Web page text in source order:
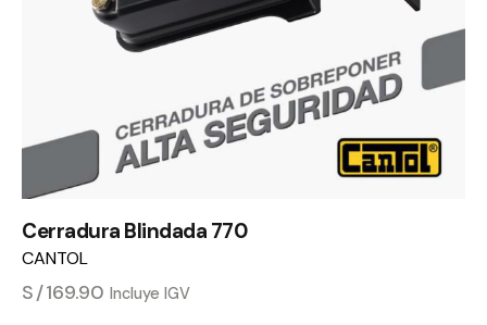
Cerradura Blindada 770
CANTOL
S/169.90 Incluye IGV